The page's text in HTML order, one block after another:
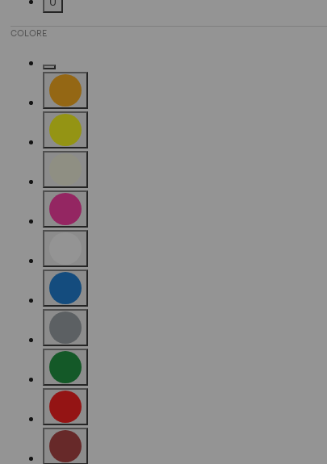
COLORE
Affinamento in base a Colore: Camel
Affinamento in base a Colore: Orange
Affinamento in base a Colore: Yellow
Affinamento in base a Colore: Beige
Affinamento in base a Colore: Pink
Affinamento in base a Colore: White
Affinamento in base a Colore: Blue
Affinamento in base a Colore: Grey
Affinamento in base a Colore: Green
Affinamento in base a Colore: Red